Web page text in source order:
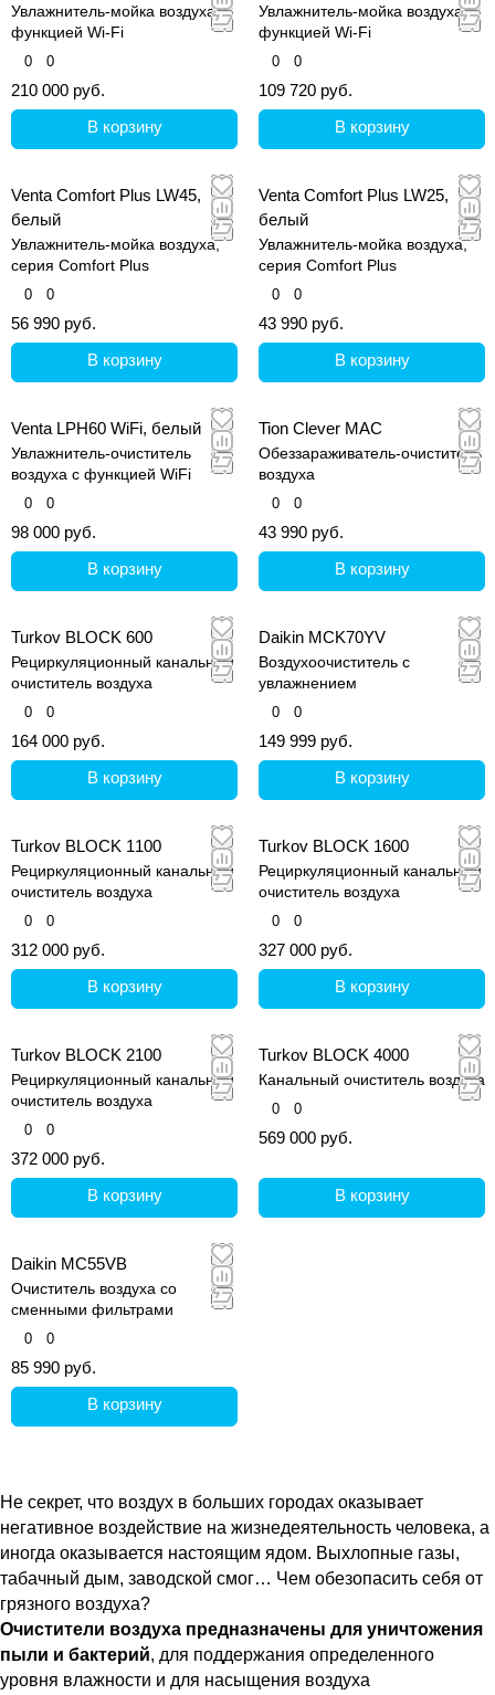
Увлажнитель-мойка воздуха с
функцией Wi-Fi
0 0
210 000 руб.
В корзину
Увлажнитель-мойка воздуха с
функцией Wi-Fi
0 0
109 720 руб.
В корзину
Venta Comfort Plus LW45,
белый
Увлажнитель-мойка воздуха,
серия Comfort Plus
0 0
56 990 руб.
В корзину
Venta Comfort Plus LW25,
белый
Увлажнитель-мойка воздуха,
серия Comfort Plus
0 0
43 990 руб.
В корзину
Venta LPH60 WiFi, белый
Увлажнитель-очиститель
воздуха с функцией WiFi
0 0
98 000 руб.
В корзину
Tion Clever МАC
Обеззараживатель-очиститель
воздуха
0 0
43 990 руб.
В корзину
Turkov BLOCK 600
Рециркуляционный канальный
очиститель воздуха
0 0
164 000 руб.
В корзину
Daikin MCK70YV
Воздухоочиститель с
увлажнением
0 0
149 999 руб.
В корзину
Turkov BLOCK 1100
Рециркуляционный канальный
очиститель воздуха
0 0
312 000 руб.
В корзину
Turkov BLOCK 1600
Рециркуляционный канальный
очиститель воздуха
0 0
327 000 руб.
В корзину
Turkov BLOCK 2100
Рециркуляционный канальный
очиститель воздуха
0 0
372 000 руб.
В корзину
Turkov BLOCK 4000
Канальный очиститель воздуха
0 0
569 000 руб.
В корзину
Daikin MC55VB
Очиститель воздуха со
сменными фильтрами
0 0
85 990 руб.
В корзину
Не секрет, что воздух в больших городах оказывает
негативное воздействие на жизнедеятельность человека, а
иногда оказывается настоящим ядом. Выхлопные газы,
табачный дым, заводской смог… Чем обезопасить себя от
грязного воздуха?
Очистители воздуха предназначены для уничтожения
пыли и бактерий, для поддержания определенного
уровня влажности и для насыщения воздуха